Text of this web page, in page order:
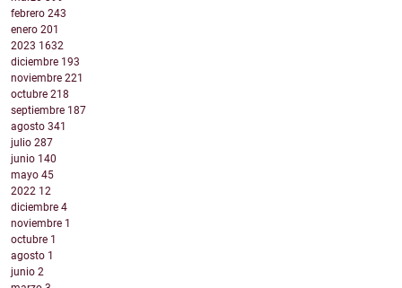
febrero 243
enero 201
2023 1632
diciembre 193
noviembre 221
octubre 218
septiembre 187
agosto 341
julio 287
junio 140
mayo 45
2022 12
diciembre 4
noviembre 1
octubre 1
agosto 1
junio 2